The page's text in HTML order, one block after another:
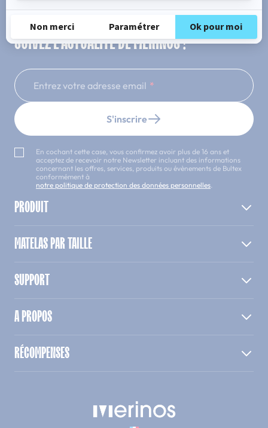
SUIVEZ L'ACTUALITÉ DE MERINOS !
Entrez votre adresse email
S'inscrire
En cochant cette case, vous confirmez avoir plus de 16 ans et
acceptez de recevoir notre Newsletter incluant des informations
concernant les offres, services, produits ou évènements de Bultex
conformément à
notre politique de protection des données personnelles.
PRODUIT
MATELAS PAR TAILLE
SUPPORT
A PROPOS
RÉCOMPENSES